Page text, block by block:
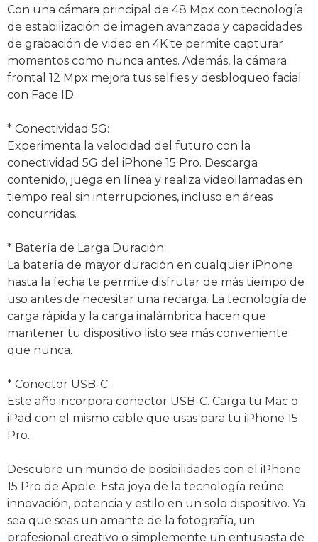
Con una cámara principal de 48 Mpx con tecnología
de estabilización de imagen avanzada y capacidades
de grabación de video en 4K te permite capturar
momentos como nunca antes. Además, la cámara
frontal 12 Mpx mejora tus selfies y desbloqueo facial
con Face ID.
* Conectividad 5G:
Experimenta la velocidad del futuro con la
conectividad 5G del iPhone 15 Pro. Descarga
contenido, juega en línea y realiza videollamadas en
tiempo real sin interrupciones, incluso en áreas
concurridas.
* Batería de Larga Duración:
La batería de mayor duración en cualquier iPhone
hasta la fecha te permite disfrutar de más tiempo de
uso antes de necesitar una recarga. La tecnología de
carga rápida y la carga inalámbrica hacen que
mantener tu dispositivo listo sea más conveniente
que nunca.
* Conector USB-C:
Este año incorpora conector USB-C. Carga tu Mac o
iPad con el mismo cable que usas para tu iPhone 15
Pro.
Descubre un mundo de posibilidades con el iPhone
15 Pro de Apple. Esta joya de la tecnología reúne
innovación, potencia y estilo en un solo dispositivo. Ya
sea que seas un amante de la fotografía, un
profesional creativo o simplemente un entusiasta de